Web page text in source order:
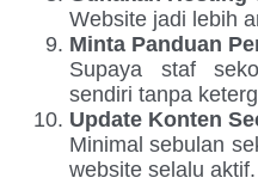
Website jadi lebih
Minta Panduan
Supaya staf
sendiri tanpa
Update Konten
Minimal sebulan
website selalu aktif.